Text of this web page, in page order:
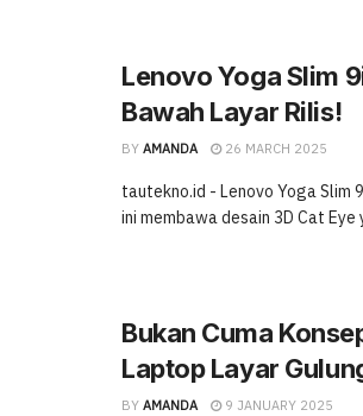
Lenovo Yoga Slim
Bawah Layar Rilis!
BY AMANDA 26 MARCH 2025
tautekno.id - Lenovo Yoga Slim
ini membawa desain 3D Cat Eye
Bukan Cuma
Laptop Layar
BY AMANDA 9 JANUARY 2025